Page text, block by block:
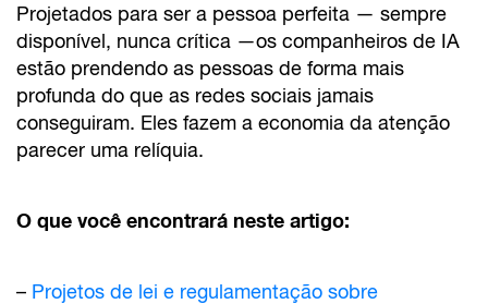
Projetados para ser a pessoa perfeita — sempre
disponível, nunca crítica —os companheiros de IA
estão prendendo as pessoas de forma mais
profunda do que as redes sociais jamais
conseguiram. Eles fazem a economia da atenção
parecer uma relíquia.
O que você encontrará neste artigo:
– Projetos de lei e regulamentação sobre